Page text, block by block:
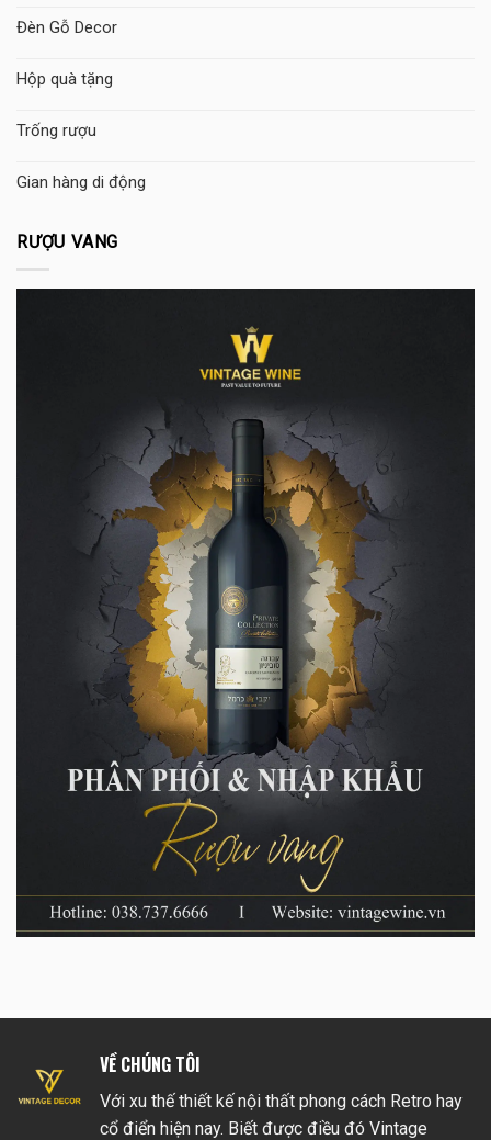
Đèn Gỗ Decor
Hộp quà tặng
Trống rượu
Gian hàng di động
RƯỢU VANG
VỀ CHÚNG TÔI
Với xu thế thiết kế nội thất phong cách Retro hay
cổ điển hiện nay. Biết được điều đó Vintage